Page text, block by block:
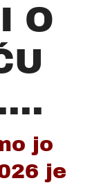
O
jo
je